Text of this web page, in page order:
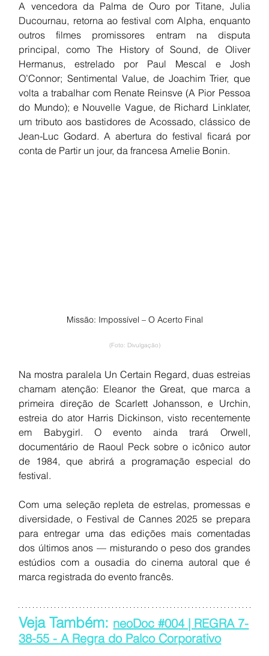
A vencedora da Palma de Ouro por Titane, Julia
Ducournau, retorna ao festival com Alpha, enquanto
outros filmes promissores entram na disputa
principal, como The History of Sound, de Oliver
Hermanus, estrelado por Paul Mescal e Josh
O’Connor; Sentimental Value, de Joachim Trier, que
volta a trabalhar com Renate Reinsve (A Pior Pessoa
do Mundo); e Nouvelle Vague, de Richard Linklater,
um tributo aos bastidores de Acossado, clássico de
Jean-Luc Godard. A abertura do festival ficará por
conta de Partir un jour, da francesa Amelie Bonin.
Missão: Impossível – O Acerto Final
(Foto: Divulgação)
Na mostra paralela Un Certain Regard, duas estreias
chamam atenção: Eleanor the Great, que marca a
primeira direção de Scarlett Johansson, e Urchin,
estreia do ator Harris Dickinson, visto recentemente
em Babygirl. O evento ainda trará Orwell,
documentário de Raoul Peck sobre o icônico autor
de 1984, que abrirá a programação especial do
festival.
Com uma seleção repleta de estrelas, promessas e
diversidade, o Festival de Cannes 2025 se prepara
para entregar uma das edições mais comentadas
dos últimos anos — misturando o peso dos grandes
estúdios com a ousadia do cinema autoral que é
marca registrada do evento francês.
Veja Também: neoDoc #004 | REGRA 7-
38-55 - A Regra do Palco Corporativo